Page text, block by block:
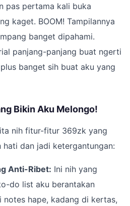
pas pertama kali buka
kaget. BOOM! Tampilannya
banget dipahami.
panjang-panjang buat ngerti
banget sih buat aku yang
Bikin Aku Melongo!
nih fitur-fitur 369zk yang
hati dan jadi ketergantungan:
Anti-Ribet: Ini nih yang
do list aku berantakan
notes hape, kadang di kertas,